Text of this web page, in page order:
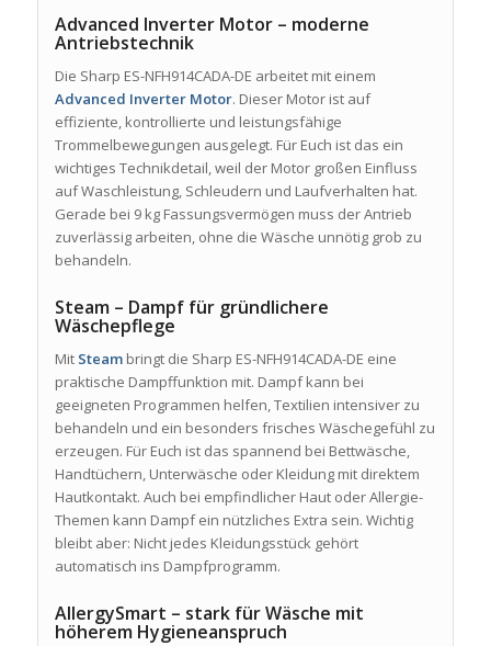
Advanced Inverter Motor – moderne
Antriebstechnik
Die Sharp ES-NFH914CADA-DE arbeitet mit einem
Advanced Inverter Motor. Dieser Motor ist auf
effiziente, kontrollierte und leistungsfähige
Trommelbewegungen ausgelegt. Für Euch ist das ein
wichtiges Technikdetail, weil der Motor großen Einfluss
auf Waschleistung, Schleudern und Laufverhalten hat.
Gerade bei 9 kg Fassungsvermögen muss der Antrieb
zuverlässig arbeiten, ohne die Wäsche unnötig grob zu
behandeln.
Steam – Dampf für gründlichere
Wäschepflege
Mit Steambringt die Sharp ES-NFH914CADA-DE eine
praktische Dampffunktion mit. Dampf kann bei
geeigneten Programmen helfen, Textilien intensiver zu
behandeln und ein besonders frisches Wäschegefühl zu
erzeugen. Für Euch ist das spannend bei Bettwäsche,
Handtüchern, Unterwäsche oder Kleidung mit direktem
Hautkontakt. Auch bei empfindlicher Haut oder Allergie-
Themen kann Dampf ein nützliches Extra sein. Wichtig
bleibt aber: Nicht jedes Kleidungsstück gehört
automatisch ins Dampfprogramm.
AllergySmart – stark für Wäsche mit
höherem Hygieneanspruch